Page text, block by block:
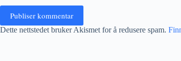
Publiser kommentar
Dette nettstedet bruker Akismet for å redusere spam.